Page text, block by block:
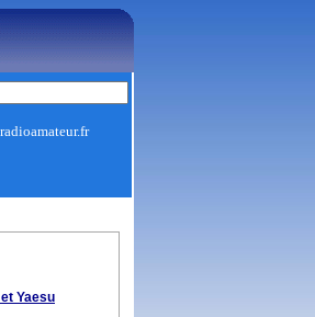
Yaesu